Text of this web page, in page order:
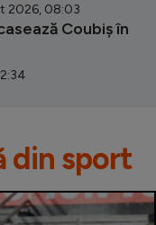
2026, 08:03
Coubiș în
din sport